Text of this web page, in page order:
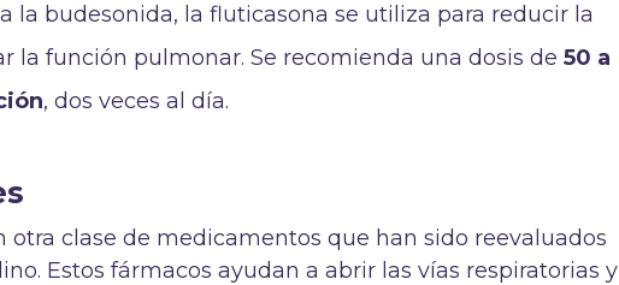
la budesonida, la fluticasona se utiliza para reducir la
la función pulmonar. Se recomienda una dosis de 50 a
, dos veces al día.
otra clase de medicamentos que han sido reevaluados
Estos fármacos ayudan a abrir las vías respiratorias y